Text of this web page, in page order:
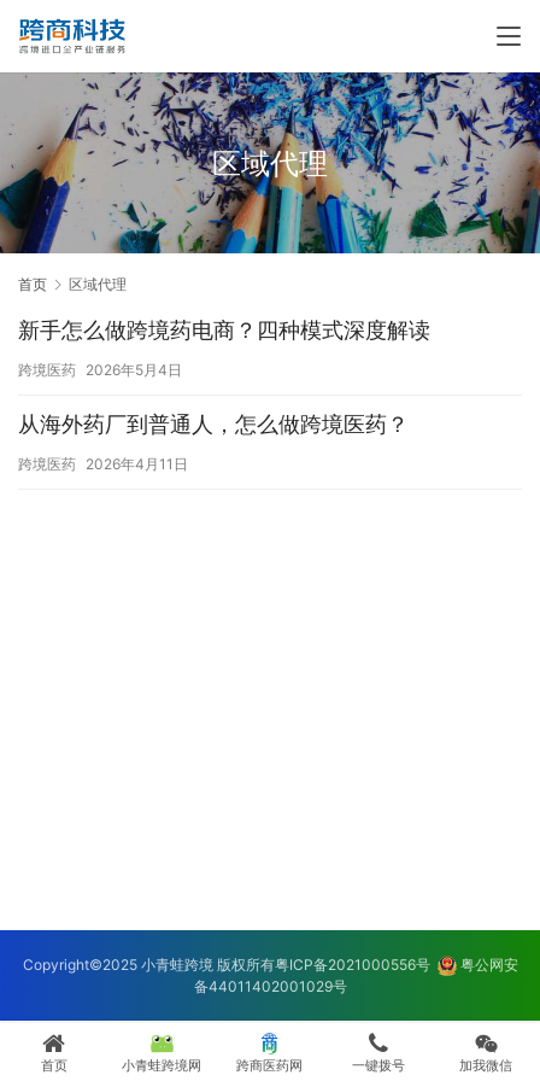
区域代理
首页 区域代理
新手怎么做跨境药电商？四种模式深度解读
跨境医药 2026年5月4日
从海外药厂到普通人，怎么做跨境医药？
跨境医药 2026年4月11日
Copyright©2025 小青蛙跨境 版权所有粤ICP备2021000556号
粤公网安
备44011402001029号
首页 小青蛙跨境网 跨商医药网 一键拨号 加我微信